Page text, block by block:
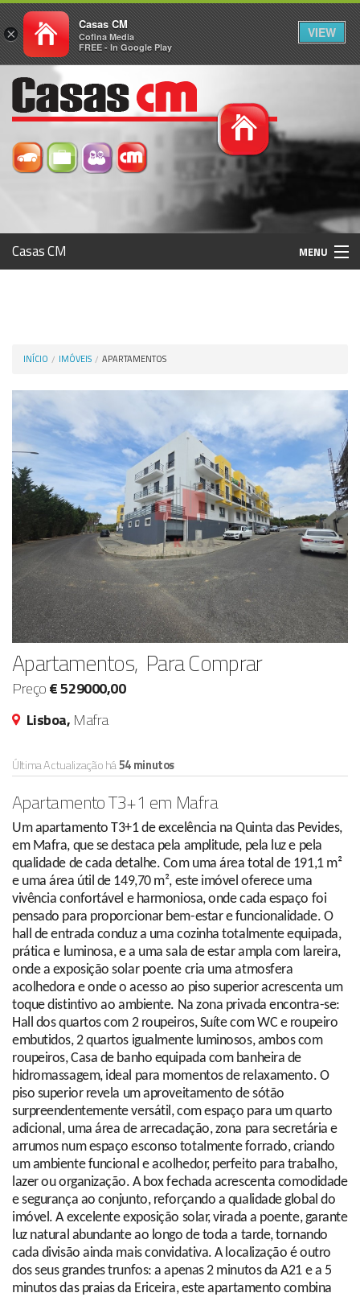
Casas CM MENU
INÍCIO IMÓVEIS APARTAMENTOS
Apartamentos, Para Comprar
Preço€ 529000,00
Lisboa, Mafra
Última Actualização há54 minutos
Apartamento T3+1 em Mafra
Um apartamento T3+1 de excelência na Quinta das Pevides,
em Mafra, que se destaca pela amplitude, pela luz e pela
qualidade de cada detalhe. Com uma área total de 191,1 m²
e uma área útil de 149,70 m², este imóvel oferece uma
vivência confortável e harmoniosa, onde cada espaço foi
pensado para proporcionar bem-estar e funcionalidade. O
hall de entrada conduz a uma cozinha totalmente equipada,
prática e luminosa, e a uma sala de estar ampla com lareira,
onde a exposição solar poente cria uma atmosfera
acolhedora e onde o acesso ao piso superior acrescenta um
toque distintivo ao ambiente. Na zona privada encontra-se:
Hall dos quartos com 2 roupeiros, Suíte com WC e roupeiro
embutidos, 2 quartos igualmente luminosos, ambos com
roupeiros, Casa de banho equipada com banheira de
hidromassagem, ideal para momentos de relaxamento. O
piso superior revela um aproveitamento de sótão
surpreendentemente versátil, com espaço para um quarto
adicional, uma área de arrecadação, zona para secretária e
arrumos num espaço esconso totalmente forrado, criando
um ambiente funcional e acolhedor, perfeito para trabalho,
lazer ou organização. A box fechada acrescenta comodidade
e segurança ao conjunto, reforçando a qualidade global do
imóvel. A excelente exposição solar, virada a poente, garante
luz natural abundante ao longo de toda a tarde, tornando
cada divisão ainda mais convidativa. A localização é outro
dos seus grandes trunfos: a apenas 2 minutos da A21 e a 5
minutos das praias da Ericeira, este apartamento combina
×
Casas CM
Cofina Media
FREE - In Google Play
VIEW